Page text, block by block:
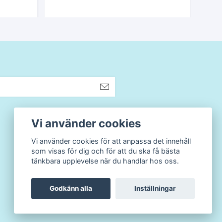
Vi använder cookies
Vi använder cookies för att anpassa det innehåll
som visas för dig och för att du ska få bästa
tänkbara upplevelse när du handlar hos oss.
Godkänn alla Inställningar